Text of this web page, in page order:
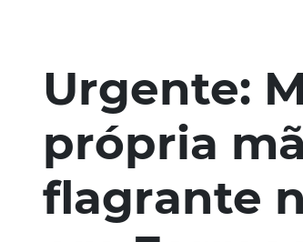
Urgente:
própria
flagrante